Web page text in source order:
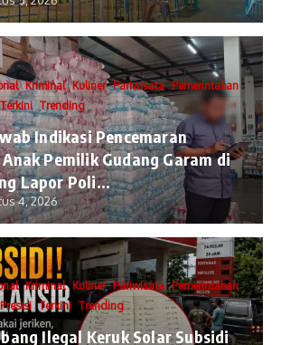
Kriminal Kuliner Pariwisata Pemerintahan
Terkini Trending
Indikasi Pencemaran
Pemilik Gudang Garam di
Lapor Poli...
4, 2026
Kriminal Kuliner Pariwisata Pemerintahan
Presisi Terkini Trending
Ilegal Keruk Solar Subsidi